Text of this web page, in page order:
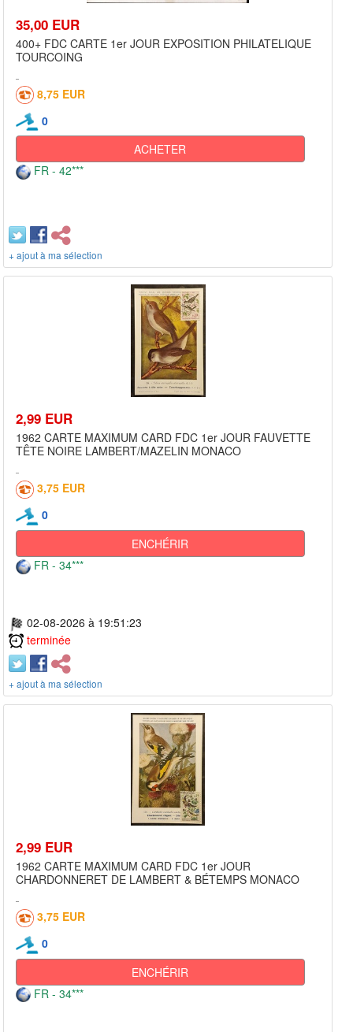
35,00 EUR
400+ FDC CARTE 1er JOUR EXPOSITION PHILATELIQUE
TOURCOING
8,75 EUR
0
ACHETER
FR - 42***
+ ajout à ma sélection
2,99 EUR
1962 CARTE MAXIMUM CARD FDC 1er JOUR FAUVETTE
TÊTE NOIRE LAMBERT/MAZELIN MONACO
3,75 EUR
0
ENCHÉRIR
FR - 34***
02-08-2026 à 19:51:23
terminée
+ ajout à ma sélection
2,99 EUR
1962 CARTE MAXIMUM CARD FDC 1er JOUR
CHARDONNERET DE LAMBERT & BÉTEMPS MONACO
3,75 EUR
0
ENCHÉRIR
FR - 34***